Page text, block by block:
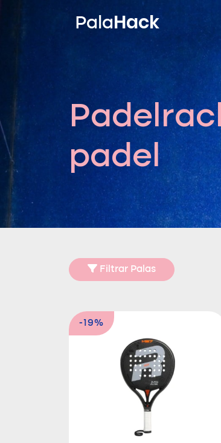
PalaHack
padel
Filtrar Palas
-19%